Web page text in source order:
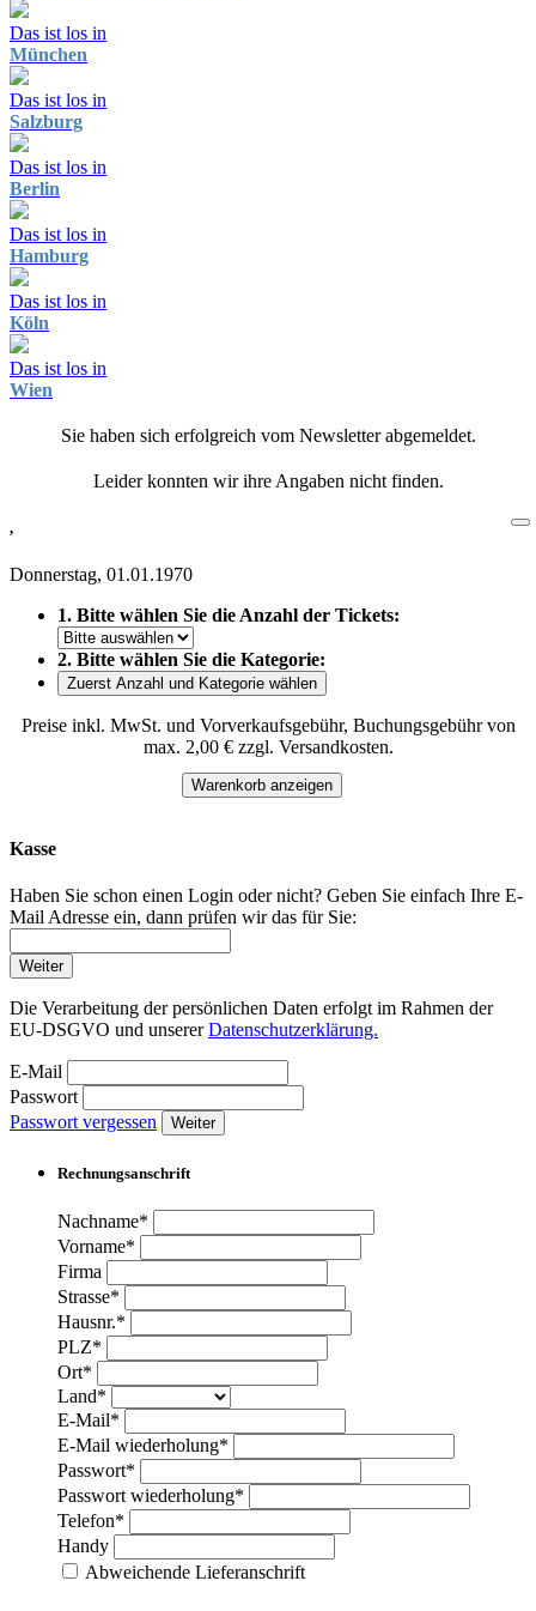
Das ist los in
München
Das ist los in
Salzburg
Das ist los in
Berlin
Das ist los in
Hamburg
Das ist los in
Köln
Das ist los in
Wien
Sie haben sich erfolgreich vom Newsletter abgemeldet.
Leider konnten wir ihre Angaben nicht finden.
,
Donnerstag, 01.01.1970
1. Bitte wählen Sie die Anzahl der Tickets:
2. Bitte wählen Sie die Kategorie:
Zuerst Anzahl und Kategorie wählen
Preise inkl. MwSt. und Vorverkaufsgebühr, Buchungsgebühr von
max. 2,00 € zzgl. Versandkosten.
Warenkorb anzeigen
Kasse
Haben Sie schon einen Login oder nicht? Geben Sie einfach Ihre E-
Mail Adresse ein, dann prüfen wir das für Sie:
Weiter
Die Verarbeitung der persönlichen Daten erfolgt im Rahmen der
EU-DSGVO und unsererDatenschutzerklärung.
E-Mail
Passwort
Passwort vergessen
Weiter
Rechnungsanschrift
Nachname*
Vorname*
Firma
Strasse*
Hausnr.*
PLZ*
Ort*
Land*
E-Mail*
E-Mail wiederholung*
Passwort*
Passwort wiederholung*
Telefon*
Handy
Abweichende Lieferanschrift